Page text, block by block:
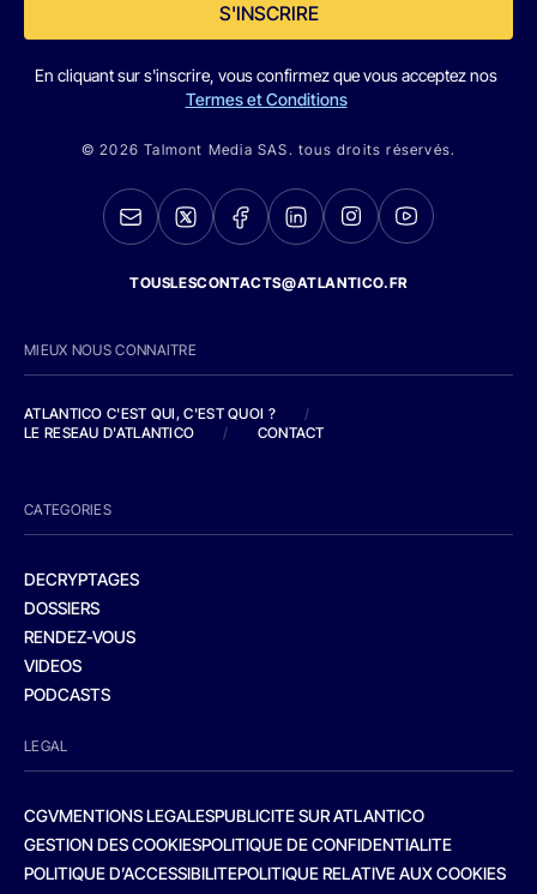
S'INSCRIRE
En cliquant sur s'inscrire, vous confirmez que vous acceptez nos
Termes et Conditions
© 2026 Talmont Media SAS. tous droits réservés.
TOUSLESCONTACTS@ATLANTICO.FR
MIEUX NOUS CONNAITRE
ATLANTICO C'EST QUI, C'EST QUOI ?
/
LE RESEAU D'ATLANTICO
/ CONTACT
CATEGORIES
DECRYPTAGES
DOSSIERS
RENDEZ-VOUS
VIDEOS
PODCASTS
LEGAL
CGVMENTIONS LEGALESPUBLICITE SUR ATLANTICO
GESTION DES COOKIESPOLITIQUE DE CONFIDENTIALITE
POLITIQUE D’ACCESSIBILITEPOLITIQUE RELATIVE AUX COOKIES